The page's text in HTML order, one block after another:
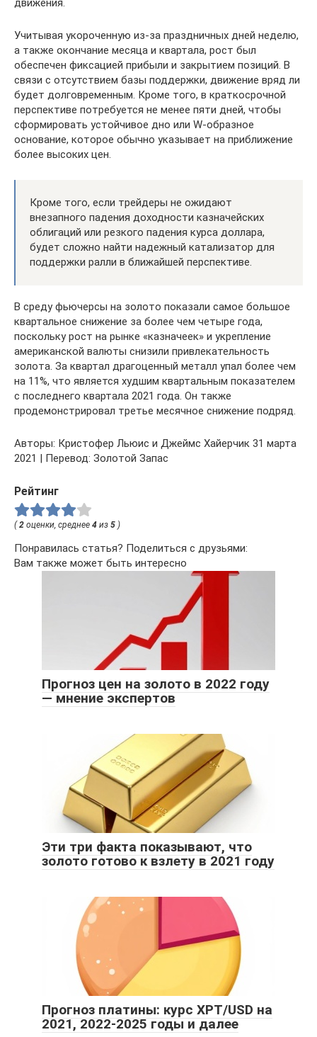
движения.
Учитывая укороченную из-за праздничных дней неделю,
а также окончание месяца и квартала, рост был
обеспечен фиксацией прибыли и закрытием позиций. В
связи с отсутствием базы поддержки, движение вряд ли
будет долговременным. Кроме того, в краткосрочной
перспективе потребуется не менее пяти дней, чтобы
сформировать устойчивое дно или W-образное
основание, которое обычно указывает на приближение
более высоких цен.
Кроме того, если трейдеры не ожидают
внезапного падения доходности казначейских
облигаций или резкого падения курса доллара,
будет сложно найти надежный катализатор для
поддержки ралли в ближайшей перспективе.
В среду фьючерсы на золото показали самое большое
квартальное снижение за более чем четыре года,
поскольку рост на рынке «казначеек» и укрепление
американской валюты снизили привлекательность
золота. За квартал драгоценный металл упал более чем
на 11%, что является худшим квартальным показателем
с последнего квартала 2021 года. Он также
продемонстрировал третье месячное снижение подряд.
Авторы: Кристофер Льюис и Джеймс Хайерчик 31 марта
2021 | Перевод: Золотой Запас
Рейтинг
(2 оценки, среднее 4 из 5 )
Понравилась статья? Поделиться с друзьями:
Вам также может быть интересно
Прогноз цен на золото в 2022 году
— мнение экспертов
Эти три факта показывают, что
золото готово к взлету в 2021 году
Прогноз платины: курс XPT/USD на
2021, 2022-2025 годы и далее